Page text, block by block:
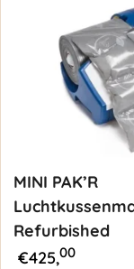
MINI PAK’R
Refurbished
€425,00